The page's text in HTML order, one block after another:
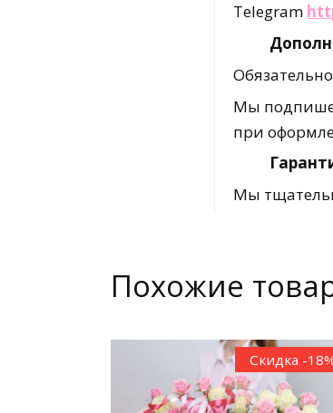
Telegram
Мы
при
Мы
Похожие
Скидка -